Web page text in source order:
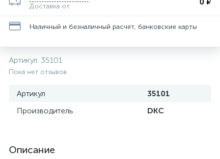
Доставка от
Наличный и безналичный расчет, банковские карты
Артикул: 35101
Пока нет отзывов
Артикул
35101
Производитель
DKC
Описание